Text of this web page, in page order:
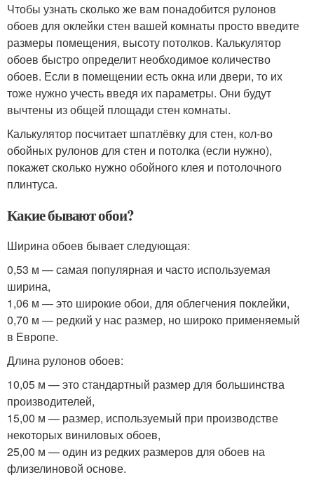
Чтобы узнать сколько же вам понадобится рулонов
обоев для оклейки стен вашей комнаты просто введите
размеры помещения, высоту потолков. Калькулятор
обоев быстро определит необходимое количество
обоев. Если в помещении есть окна или двери, то их
тоже нужно учесть введя их параметры. Они будут
вычтены из общей площади стен комнаты.
Калькулятор посчитает шпатлёвку для стен, кол-во
обойных рулонов для стен и потолка (если нужно),
покажет сколько нужно обойного клея и потолочного
плинтуса.
Какие бывают обои?
Ширина обоев бывает следующая:
0,53 м — самая популярная и часто используемая
ширина,
1,06 м — это широкие обои, для облегчения поклейки,
0,70 м — редкий у нас размер, но широко применяемый
в Европе.
Длина рулонов обоев:
10,05 м — это стандартный размер для большинства
производителей,
15,00 м — размер, используемый при производстве
некоторых виниловых обоев,
25,00 м — один из редких размеров для обоев на
флизелиновой основе.